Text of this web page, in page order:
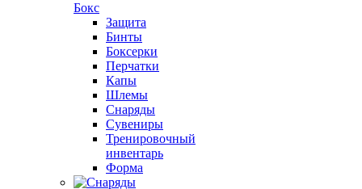
Бокс
Защита
Бинты
Боксерки
Перчатки
Капы
Шлемы
Снаряды
Сувениры
Тренировочный
инвентарь
Форма